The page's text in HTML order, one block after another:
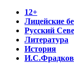
12+
Лицейские
Русский
Литература
История
И.С.Фрадков